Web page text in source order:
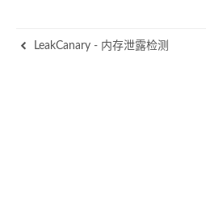
LeakCanary - 内存泄露检测